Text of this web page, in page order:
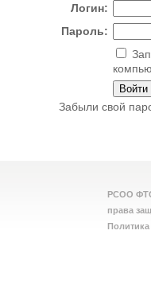
Логин:
Пароль:
Забыли свой
РСОО
права